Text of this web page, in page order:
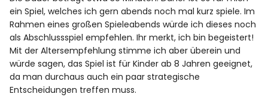
ein Spiel, welches ich gern abends noch mal kurz spiele. Im
Rahmen eines großen Spieleabends würde ich dieses noch
als Abschlussspiel empfehlen. Ihr merkt, ich bin begeistert!
Mit der Altersempfehlung stimme ich aber überein und
würde sagen, das Spiel ist für Kinder ab 8 Jahren geeignet,
da man durchaus auch ein paar strategische
Entscheidungen treffen muss.